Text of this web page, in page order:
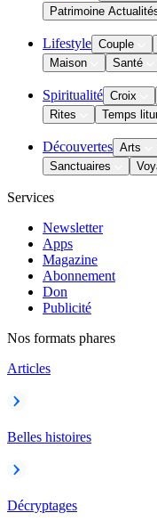
Patrimoine
Lifestyle Couple
Maison
Santé
Spiritualité Croix
Rites
Temps
Découvertes Arts
Sanctuaires
Services
Newsletter
Apps
Magazine
Abonnement
Don
Publicité
Nos formats phares
Articles
Belles histoires
Décryptages